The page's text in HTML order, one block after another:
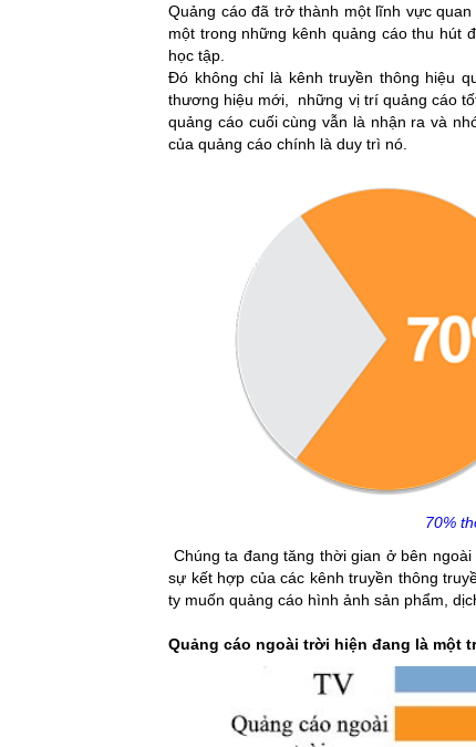
Quảng cáo đã trở thành một lĩnh vực
một trong những kênh quảng cáo thu hút
học tập.
Đó không chỉ là kênh truyền thông hiệu
thương hiệu mới, những vị trí quảng cáo
quảng cáo cuối cùng vẫn là nhận ra và
của quảng cáo chính là duy trì nó.
70%
Chúng ta đang tăng thời gian ở bên
sự kết hợp của các kênh truyền thông
ty muốn quảng cáo hình ảnh sản phẩm,
Quảng cáo ngoài trời hiện đang là một